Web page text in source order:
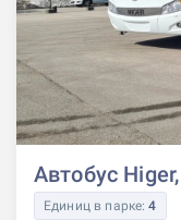
Автобус
Единиц в парке:4